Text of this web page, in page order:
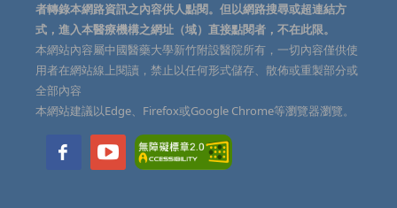
者轉錄本網路資訊之內容供人點閱。但以網路搜尋或超連結方
式，進入本醫療機構之網址（域）直接點閱者，不在此限。
本網站內容屬中國醫藥大學新竹附設醫院所有，一切內容僅供使
用者在網站線上閱讀，禁止以任何形式儲存、散佈或重製部分或
全部內容
本網站建議以Edge、Firefox或Google Chrome等瀏覽器瀏覽。